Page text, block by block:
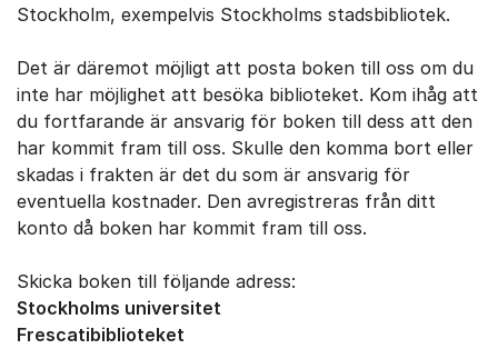
Stockholm, exempelvis Stockholms stadsbibliotek.
Det är däremot möjligt att posta boken till oss om du
inte har möjlighet att besöka biblioteket. Kom ihåg att
du fortfarande är ansvarig för boken till dess att den
har kommit fram till oss. Skulle den komma bort eller
skadas i frakten är det du som är ansvarig för
eventuella kostnader. Den avregistreras från ditt
konto då boken har kommit fram till oss.
Skicka boken till följande adress:
Stockholms universitet
Frescatibiblioteket